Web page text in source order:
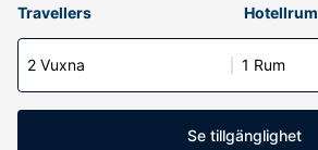
Travellers Hotellrum
2 Vuxna 1 Rum
Se tillgänglighet